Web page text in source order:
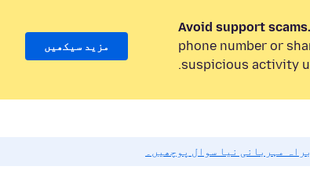
Avoid support scams.
phone number or
suspicious activity
مزید سیکھیں
مہربانی نیا سوال پوچھیں۔